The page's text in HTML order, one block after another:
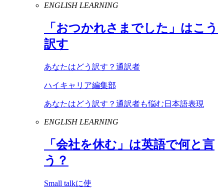
ENGLISH LEARNING
「おつかれさまでした」はこう
訳す
あなたはどう訳す？通訳者
ハイキャリア編集部
あなたはどう訳す？通訳者も悩む日本語表現
ENGLISH LEARNING
「会社を休む」は英語で何と言
う？
Small talkに使